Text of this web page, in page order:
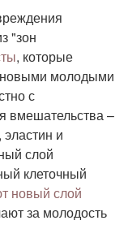
"зон
, которые
новыми молодыми
с
вмешательства –
эластин и
слой
клеточный
новый слой
за молодость